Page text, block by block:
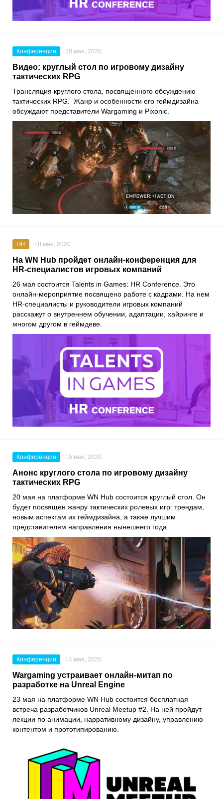
Конференции 20 мая, 2020
Видео: круглый стол по игровому дизайну
тактических RPG
Трансляция круглого стола, посвященного обсуждению
тактических RPG. Жанр и особенности его геймдизайна
обсуждают представители Wargaming и Pixonic
HR 18 мая, 2020
На WN Hub пройдет онлайн-конференция для
HR-специалистов игровых компаний
26 мая состоится Talents in Games: HR Conference . Это
онлайн-мероприятие посвящено работе с кадрами. На нем
HR-специалисты и руководители игровых компаний
расскажут о внутреннем обучении, адаптации, хайринге и
многом другом в геймдеве.
Конференции 15 мая, 2020
Анонс круглого стола по игровому дизайну
тактических RPG
20 мая на платформе WN Hub состоится круглый стол. Он
будет посвящен жанру тактических ролевых игр: трендам,
новым аспектам их геймдизайна, а также лучшим
представителям направления нынешнего года.
Конференции 14 мая, 2020
Wargaming устраивает онлайн-митап по
разработке на Unreal Engine
23 мая на платформе WN Hub состоится бесплатная
встреча разработчиков Unreal Meetup #2. На ней пройдут
лекции по анимации, нарративному дизайну, управлению
контентом и прототипированию.